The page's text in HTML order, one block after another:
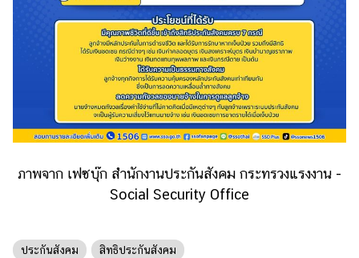
ภาพจาก เฟซบุ๊ก สำนักงานประกันสังคม กระทรวงแรงงาน -
Social Security Office
ประกันสังคม สิทธิประกันสังคม